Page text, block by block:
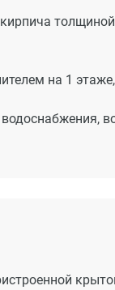
кирпича
на 1